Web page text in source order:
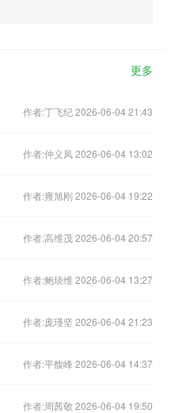
更多
作者:丁飞纪 2026-06-04 21:43
作者:仲义凤 2026-06-04 13:02
作者:雍旭刚 2026-06-04 19:22
作者:高维茂 2026-06-04 20:57
作者:鲍琰维 2026-06-04 13:27
作者:庞瑾坚 2026-06-04 21:23
作者:平馥峰 2026-06-04 14:37
作者:周茜敬 2026-06-04 19:50